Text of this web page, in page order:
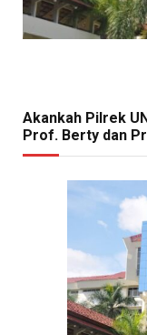
Akankah Pilrek
Prof. Berty dan